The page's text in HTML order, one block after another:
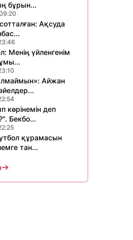
бұрын...
Ақсуда
Менің үйленгенім
Айжан
көрінемін деп
Бекбо...
құрамасын
тан...